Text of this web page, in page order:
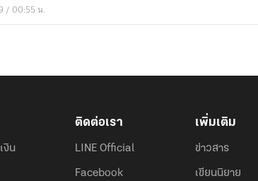
/ 00:55 น.
งิน
ติดต่อเรา
LINE Official
Facebook
เพิ่มเติม
ข่าวสาร
เขียนนิยาย